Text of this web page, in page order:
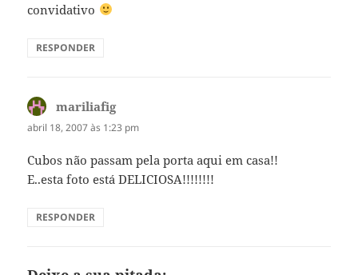
convidativo
RESPONDER
mariliafigdisse:
abril 18, 2007 às 1:23 pm
Cubos não passam pela porta aqui em casa!!
E..esta foto está DELICIOSA!!!!!!!!
RESPONDER